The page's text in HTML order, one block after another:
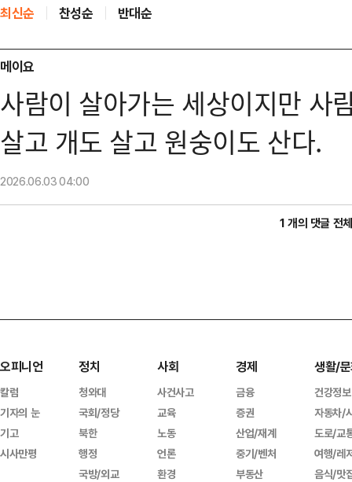
최신순 찬성순 반대순
메이요
사람이 살아가는 세상이지만 사
살고 개도 살고 원숭이도 산다.
2026.06.0304:00
1 개의 댓글 전
오피니언
칼럼
기자의 눈
기고
시사만평
정치
청와대
국회/정당
북한
행정
국방/외교
사회
사건사고
교육
노동
언론
환경
경제
금융
증권
산업/재계
중기/벤처
부동산
생활/
건강정보
자동차/
도로/교
여행/레
음식/맛